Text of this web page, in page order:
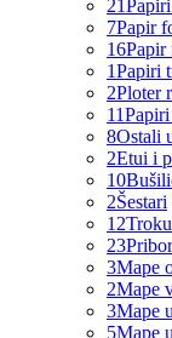
21
7Papir
16Papir
1Papiri
2Ploter
11
8Ostali
2Etui i
10
2Šestari
12
23
3Mape
2Mape
3Mape
5Mape